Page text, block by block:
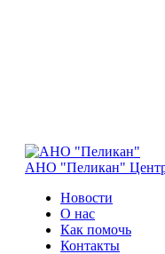
АНО "Пеликан"
Новости
О нас
Как помочь
Контакты